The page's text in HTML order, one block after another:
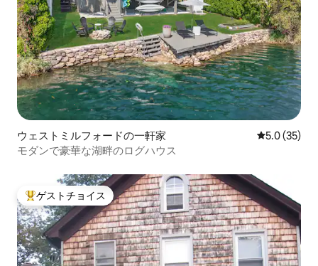
ウェストミルフォードの一軒家 レビュー35
5.0 (35)
モダンで豪華な湖畔のログハウス
大好評のゲストチョイスです。
ゲストチョイス